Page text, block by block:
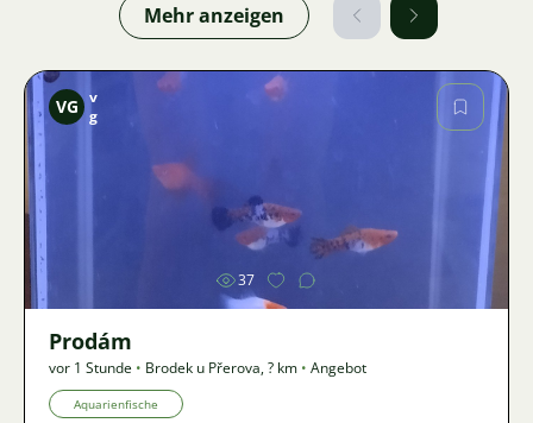
Mehr anzeigen
Bild
VG v
g
37
Prodám
vor 1 Stunde • Brodek u Přerova,? km • Angebot
Aquarienfische